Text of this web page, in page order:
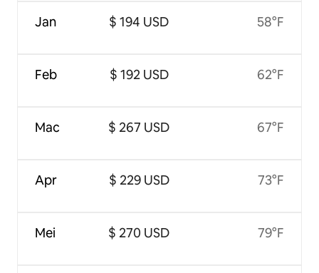
Jan
Feb
Mac
Apr
Mei
$ 194 USD
$ 192 USD
$ 267 USD
$ 229 USD
$ 270 USD
58°F
62°F
67°F
73°F
79°F